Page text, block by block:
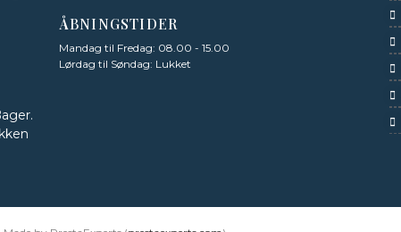
ÅBNINGSTIDER
Mandag til Fredag: 08.00 - 15.00
Lørdag til Søndag: Lukket